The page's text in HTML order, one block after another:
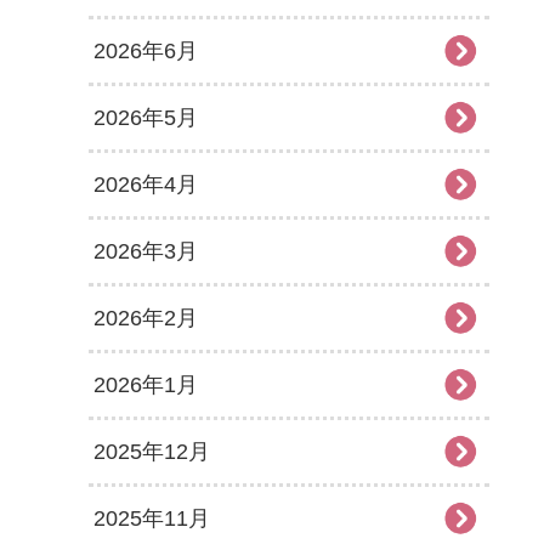
2026年6月
2026年5月
2026年4月
2026年3月
2026年2月
2026年1月
2025年12月
2025年11月